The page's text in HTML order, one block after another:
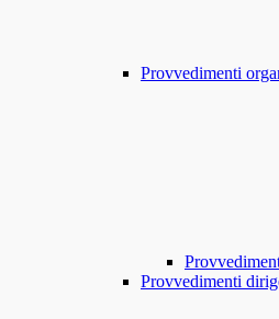
Provvedimenti
Provvedimenti